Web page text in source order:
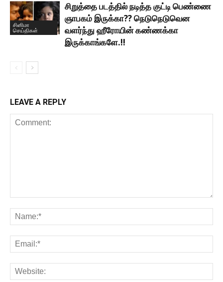
சினிமா
செய்திகள்
சிறுத்தை படத்தில் நடித்த குட்டி பெண்ணை
ஞாபகம் இருக்கா?? நெடுநெடுவென
வளர்ந்து ஹீரோயின் கண்ணக்கா
இருக்காங்களே.!!
LEAVE A REPLY